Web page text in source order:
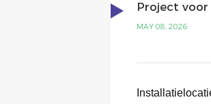
Project voor
MAY 08, 2026